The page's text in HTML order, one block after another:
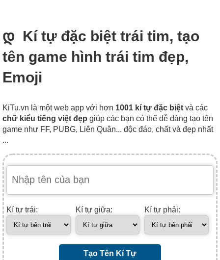
დ Kí tự đặc biệt trái tim, tạo
tên game hình trái tim đẹp,
Emoji
KiTu.vn là một web app với hơn 1001 kí tự đặc biệt và các
chữ kiểu tiếng việt đẹp giúp các bạn có thể dễ dàng tạo tên
game như FF, PUBG, Liên Quân... độc đáo, chất và đẹp nhất
...
Kí tự trái: Kí tự giữa: Kí tự phải:
Tạo Tên Kí Tự